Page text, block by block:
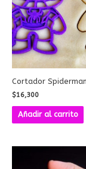
Cortador
$16,300
Añadir al carrito